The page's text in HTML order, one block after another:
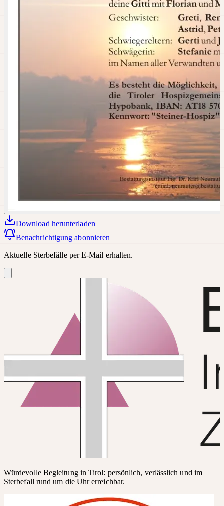
Download herunterladen
Benachrichtigung abonnieren
Aktuelle Sterbefälle per E-Mail erhalten.
Würdevolle Begleitung in Tirol: persönlich, verlässlich und im
Sterbefall rund um die Uhr erreichbar.